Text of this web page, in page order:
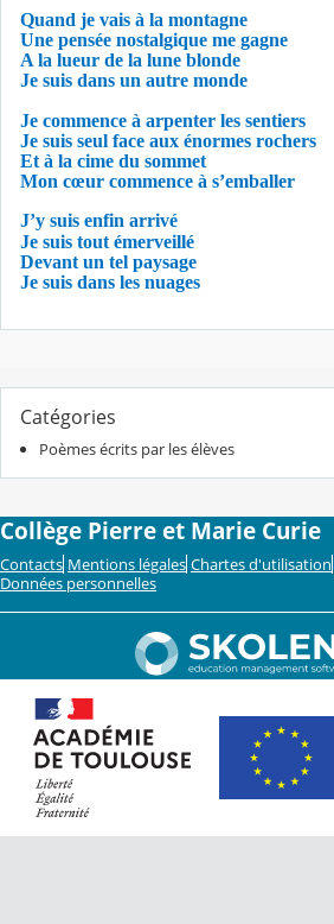
Quand je vais à la montagne
Une pensée nostalgique me gagne
A la lueur de la lune blonde
Je suis dans un autre monde
Je commence à arpenter les sentiers
Je suis seul face aux énormes rochers
Et à la cime du sommet
Mon cœur commence à s’emballer
J’y suis enfin arrivé
Je suis tout émerveillé
Devant un tel paysage
Je suis dans les nuages
Catégories
Poèmes écrits par les élèves
Collège Pierre et Marie Curie
Contacts Mentions légales Chartes d'utilisation
Données personnelles